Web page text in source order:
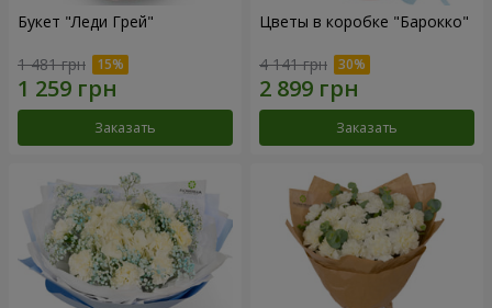
Букет "Леди Грей"
1 481 грн
Заказать
Цветы в коробке "Барокко"
4 141 грн
Заказать